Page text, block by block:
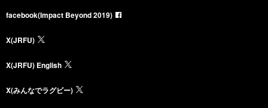
facebook(Impact Beyond 2019)
X(JRFU)
X(JRFU) English
X(みんなでラグビー)